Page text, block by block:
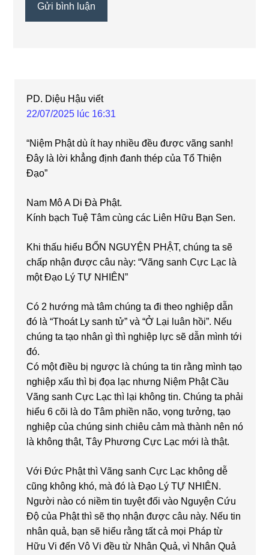
PD. Diệu Hậu viết
22/07/2025 lúc 16:31
“Niệm Phật dù ít hay nhiều đều được vãng sanh!
Đây là lời khẳng định đanh thép của Tổ Thiện
Đạo”
Nam Mô A Di Đà Phật.
Kính bạch Tuệ Tâm cùng các Liên Hữu Bạn Sen.
Khi thấu hiểu BỔN NGUYỆN PHẬT, chúng ta sẽ
chấp nhận được câu này: “Vãng sanh Cực Lạc là
một Đạo Lý TỰ NHIÊN”
Có 2 hướng mà tâm chúng ta đi theo nghiệp dẫn
đó là “Thoát Ly sanh tử” và “Ở Lại luân hồi”. Nếu
chúng ta tạo nhân gì thì nghiệp lực sẽ dẫn mình tới
đó.
Có một điều bị ngược là chúng ta tin rằng mình tạo
nghiệp xấu thì bị đọa lạc nhưng Niệm Phật Cầu
Vãng sanh Cực Lạc thì lại không tin. Chúng ta phải
hiểu 6 cõi là do Tâm phiền não, vọng tưởng, tạo
nghiệp của chúng sinh chiêu cảm mà thành nên nó
là không thật, Tây Phương Cực Lạc mới là thật.
Với Đức Phật thì Vãng sanh Cực Lạc không dễ
cũng không khó, mà đó là Đạo Lý TỰ NHIÊN.
Người nào có niềm tin tuyệt đối vào Nguyện Cứu
Độ của Phật thì sẽ thọ nhận được câu này. Nếu tin
nhân quả, bạn sẽ hiểu rằng tất cả mọi Pháp từ
Hữu Vi đến Vô Vi đều từ Nhân Quả, vì Nhân Quả